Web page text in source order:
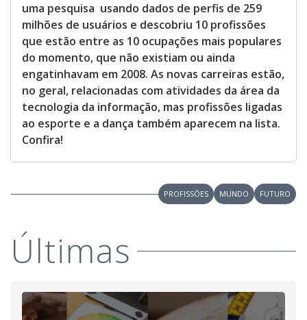
uma pesquisa usando dados de perfis de 259
milhões de usuários e descobriu 10 profissões
que estão entre as 10 ocupações mais populares
do momento, que não existiam ou ainda
engatinhavam em 2008. As novas carreiras estão,
no geral, relacionadas com atividades da área da
tecnologia da informação, mas profissões ligadas
ao esporte e a dança também aparecem na lista.
Confira!
PROFISSÕES MUNDO FUTURO
Últimas